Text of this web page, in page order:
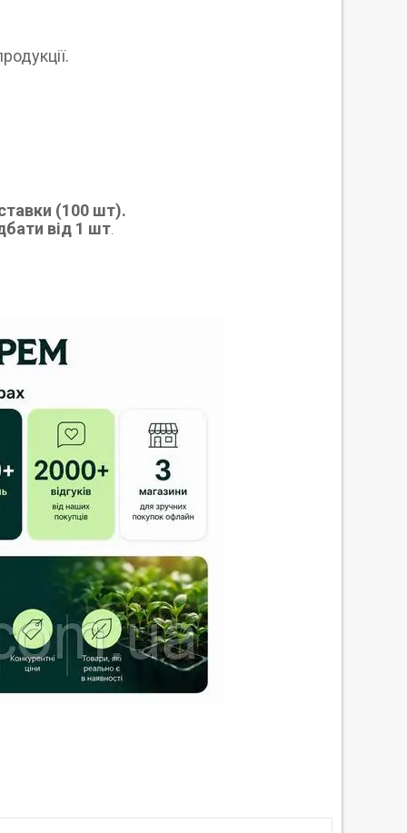
(100 шт).
від 1 шт.